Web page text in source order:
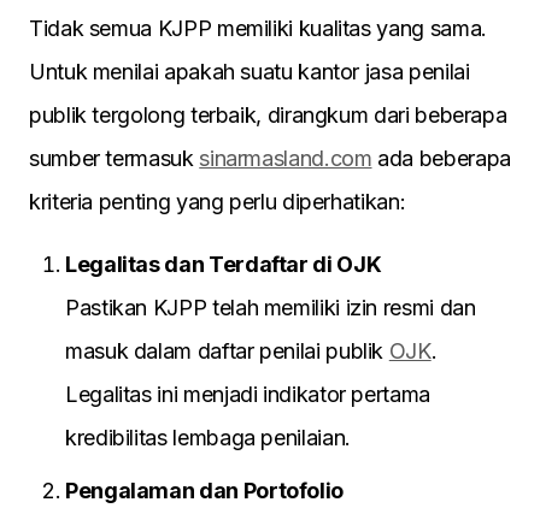
Tidak semua KJPP memiliki kualitas yang sama.
Untuk menilai apakah suatu kantor jasa penilai
publik tergolong terbaik, dirangkum dari beberapa
sumber termasuk sinarmasland.com ada beberapa
kriteria penting yang perlu diperhatikan:
Legalitas dan Terdaftar di OJK
Pastikan KJPP telah memiliki izin resmi dan
masuk dalam daftar penilai publik OJK.
Legalitas ini menjadi indikator pertama
kredibilitas lembaga penilaian.
Pengalaman dan Portofolio